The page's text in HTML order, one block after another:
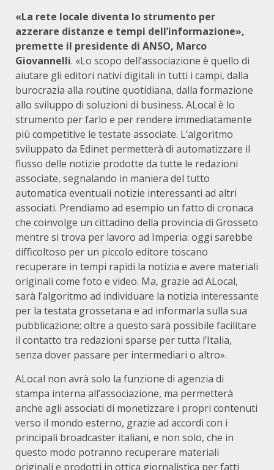
«La rete locale diventa lo strumento per
azzerare distanze e tempi dell’informazione»,
premette il presidente di ANSO, Marco
Giovannelli. «Lo scopo dell’associazione è quello di
aiutare gli editori nativi digitali in tutti i campi, dalla
burocrazia alla routine quotidiana, dalla formazione
allo sviluppo di soluzioni di business. ALocal è lo
strumento per farlo e per rendere immediatamente
più competitive le testate associate. L’algoritmo
sviluppato da Edinet permetterà di automatizzare il
flusso delle notizie prodotte da tutte le redazioni
associate, segnalando in maniera del tutto
automatica eventuali notizie interessanti ad altri
associati. Prendiamo ad esempio un fatto di cronaca
che coinvolge un cittadino della provincia di Grosseto
mentre si trova per lavoro ad Imperia: oggi sarebbe
difficoltoso per un piccolo editore toscano
recuperare in tempi rapidi la notizia e avere materiali
originali come foto e video. Ma, grazie ad ALocal,
sarà l’algoritmo ad individuare la notizia interessante
per la testata grossetana e ad informarla sulla sua
pubblicazione; oltre a questo sarà possibile facilitare
il contatto tra redazioni sparse per tutta l’Italia,
senza dover passare per intermediari o altro».
ALocal non avrà solo la funzione di agenzia di
stampa interna all’associazione, ma permetterà
anche agli associati di monetizzare i propri contenuti
verso il mondo esterno, grazie ad accordi con i
principali broadcaster italiani, e non solo, che in
questo modo potranno recuperare materiali
originali e prodotti in ottica giornalistica per fatti